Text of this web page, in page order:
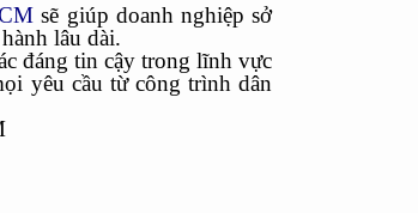
sẽ giúp doanh nghiệp sở
lâu dài.
đáng tin cậy trong lĩnh vực
yêu cầu từ công trình dân